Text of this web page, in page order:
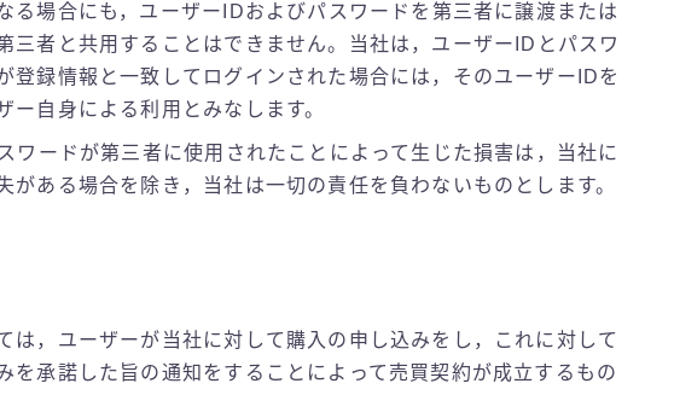
る場合にも，ユーザーIDおよびパスワードを第三者に譲渡または
三者と共用することはできません。当社は，ユーザーIDとパスワ
登録情報と一致してログインされた場合には，そのユーザーIDを
ー自身による利用とみなします。
ワードが第三者に使用されたことによって生じた損害は，当社に
がある場合を除き，当社は一切の責任を負わないものとします。
は，ユーザーが当社に対して購入の申し込みをし，これに対して
を承諾した旨の通知をすることによって売買契約が成立するもの